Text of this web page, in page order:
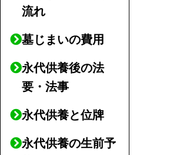
流れ
墓じまいの費用
永代供養後の法
要・法事
永代供養と位牌
永代供養の生前予